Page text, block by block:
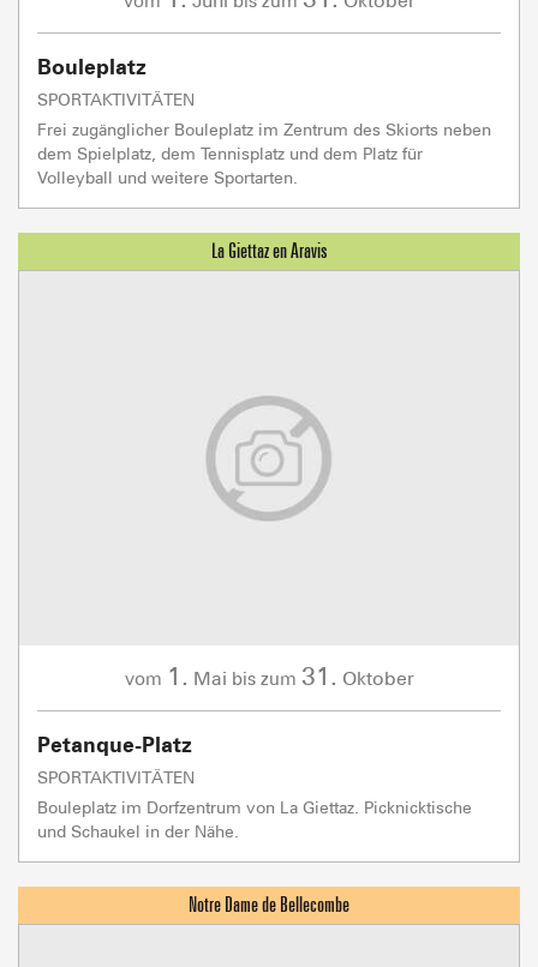
Bouleplatz
SPORTAKTIVITÄTEN
Frei zugänglicher Bouleplatz im Zentrum des Skiorts neben
dem Spielplatz, dem Tennisplatz und dem Platz für
Volleyball und weitere Sportarten.
vom 1. Mai bis zum 31. Oktober
Petanque-Platz
SPORTAKTIVITÄTEN
Bouleplatz im Dorfzentrum von La Giettaz. Picknicktische
und Schaukel in der Nähe.